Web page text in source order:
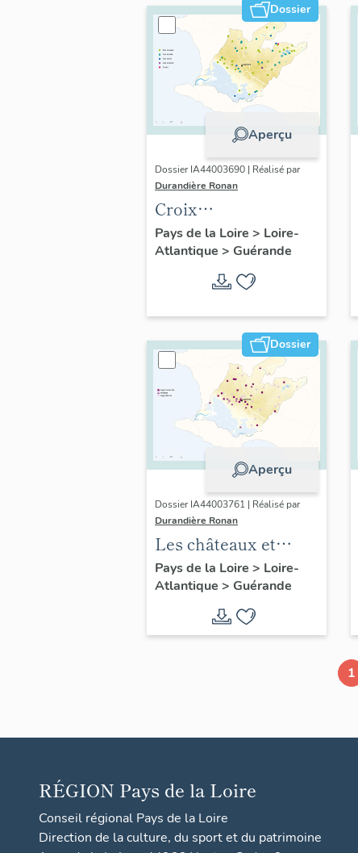
Dossier
Aperçu
Dossier IA44003690 | Réalisé par
Durandière Ronan
Croix
monumentales,
croix de chemin,
calvaires et oratoires
Pays de la Loire > Loire-
Atlantique > Guérande
Dossier
Aperçu
Dossier IA44003761 | Réalisé par
Durandière Ronan
Les châteaux et
manoirs de
Guérande
Pays de la Loire > Loire-
Atlantique > Guérande
1
RÉGION Pays de la Loire
Conseil régional Pays de la Loire
Direction de la culture, du sport et du patrimoine